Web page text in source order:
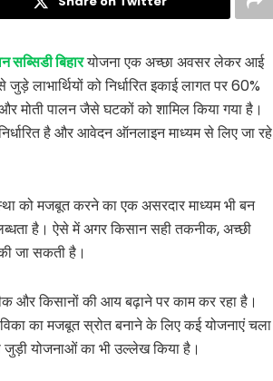
सब्सिडी बिहारयोजना एक अच्छा अवसर लेकर आई
लाभार्थियों को निर्धारित इकाई लागत पर 60%
मोती पालन जैसे घटकों को शामिल किया गया है।
है और आवेदन ऑनलाइन माध्यम से लिए जा रहे
को मजबूत करने का एक असरदार माध्यम भी बन
है। ऐसे में अगर किसान सही तकनीक, अच्छी
जा सकती है।
और किसानों की आय बढ़ाने पर काम कर रहा है।
का मजबूत स्रोत बनाने के लिए कई योजनाएं चला
जुड़ी योजनाओं का भी उल्लेख किया है।